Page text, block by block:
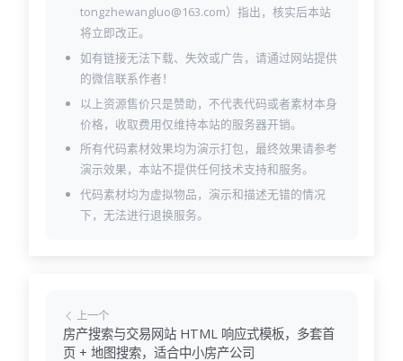
tongzhewangluo@163.com）指出，核实后本站
将立即改正。
如有链接无法下载、失效或广告，请通过网站提供
的微信联系作者！
以上资源售价只是赞助，不代表代码或者素材本身
价格，收取费用仅维持本站的服务器开销。
所有代码素材效果均为演示打包，最终效果请参考
演示效果，本站不提供任何技术支持和服务。
代码素材均为虚拟物品，演示和描述无错的情况
下，无法进行退换服务。
上一个
房产搜索与交易网站 HTML 响应式模板，多套首
页 + 地图搜索，适合中小房产公司